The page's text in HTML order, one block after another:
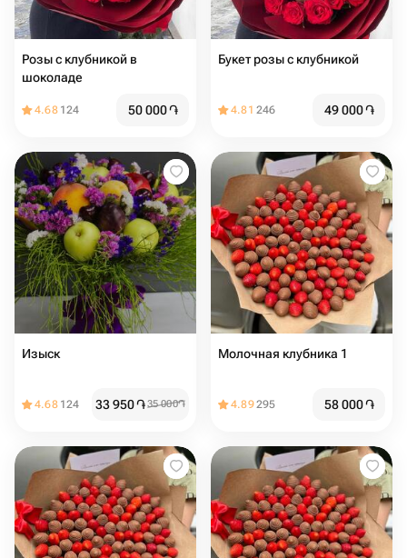
Розы с клубникой в
шоколаде
4.68 124 50 000֏
Букет розы с клубникой
4.81 246 49 000֏
Изыск
4.68 124 33 950֏35 000֏
Молочная клубника 1
4.89295 58 000֏